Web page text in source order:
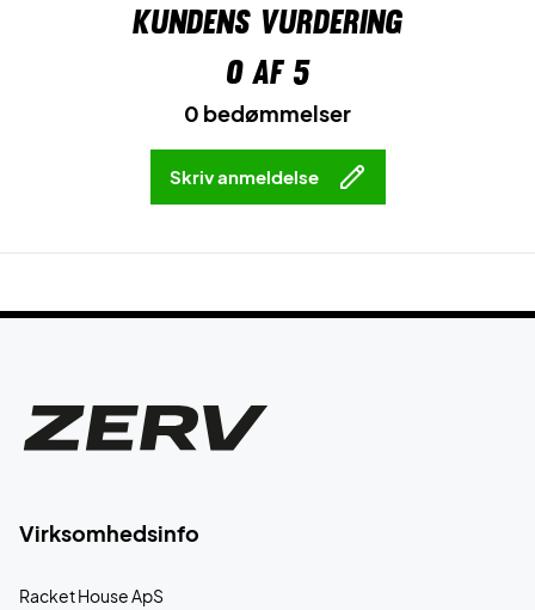
Kundens vurdering
0af 5
0 bedømmelser
Skriv anmeldelse
Virksomhedsinfo
Racket House ApS